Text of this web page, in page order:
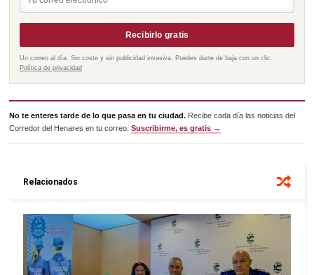
Recibirlo gratis
Un correo al día. Sin coste y sin publicidad invasiva. Puedes darte de baja con un clic.
Política de privacidad
No te enteres tarde de lo que pasa en tu ciudad. Recibe cada día las noticias del
Corredor del Henares en tu correo.Suscribirme, es gratis →
Relacionados